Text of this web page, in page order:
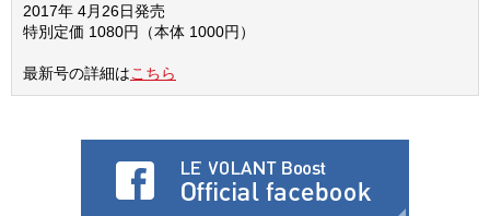
2017年 4月26日発売
特別定価 1080円（本体 1000円）
最新号の詳細はこちら